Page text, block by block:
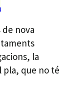
de nova
la
que no té